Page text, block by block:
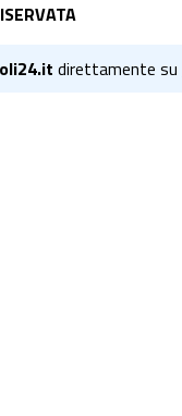
direttamente su